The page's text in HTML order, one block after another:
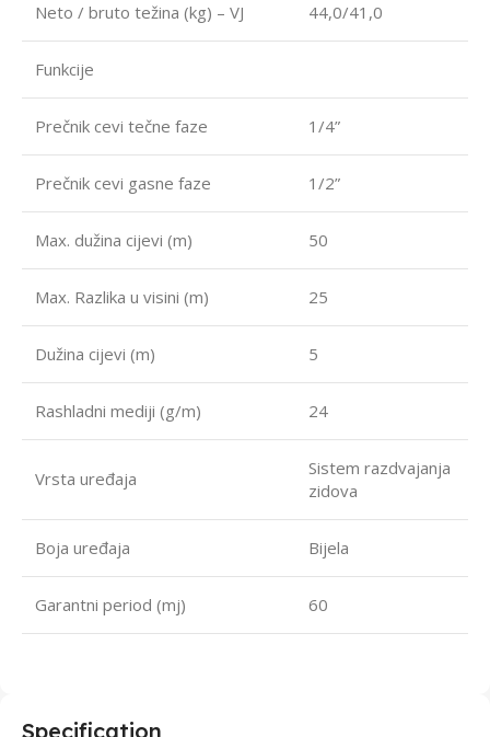
Neto / bruto težina (kg) – VJ 44,0/41,0
Funkcije
Prečnik cevi tečne faze 1/4”
Prečnik cevi gasne faze 1/2”
Max. dužina cijevi (m) 50
Max. Razlika u visini (m) 25
Dužina cijevi (m) 5
Rashladni mediji (g/m) 24
Vrsta uređaja
Sistem razdvajanja
zidova
Boja uređaja Bijela
Garantni period (mj) 60
Specification